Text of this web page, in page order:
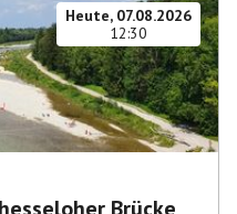
Heute, 07.08.2026
12:30